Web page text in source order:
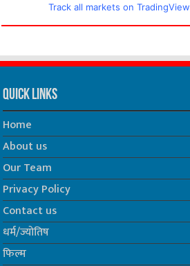
Track all markets on TradingView
Quick Links
Home
About us
Our Team
Privacy Policy
Contact us
धर्म/ज्योतिष
फिल्म